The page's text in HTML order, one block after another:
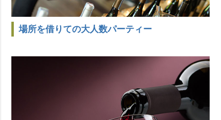
場所を借りての大人数パーティー